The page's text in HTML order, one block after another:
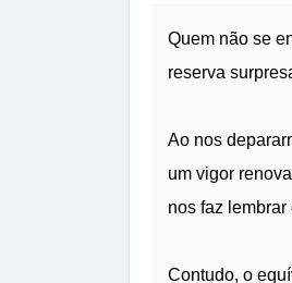
Quem não se
reserva
Ao nos
um vigor
nos faz
Contudo, o